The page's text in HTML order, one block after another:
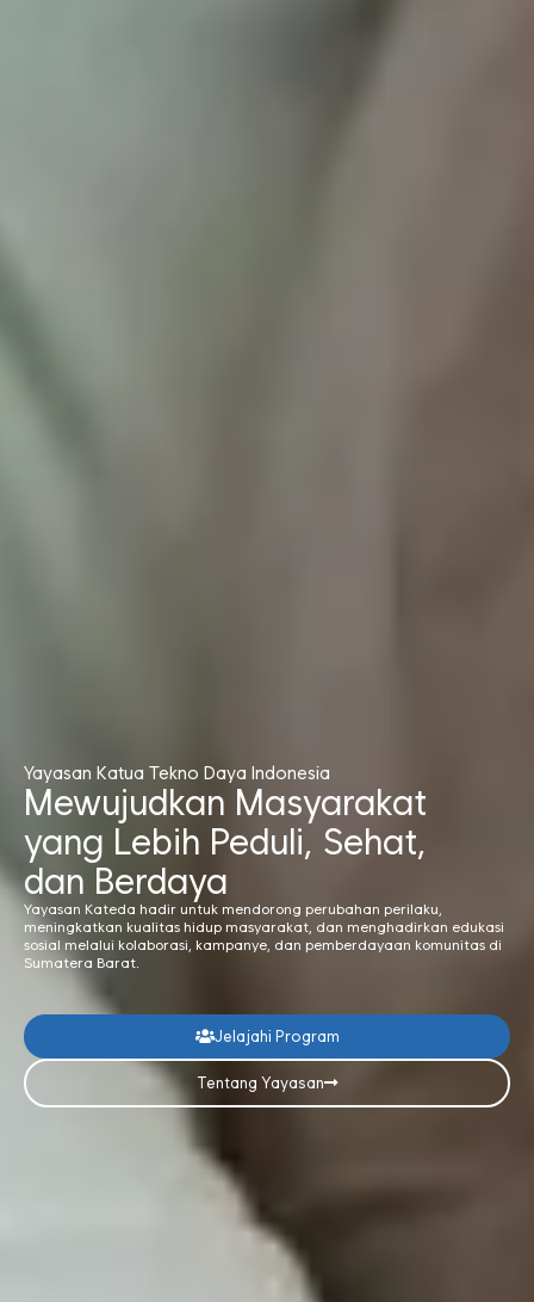
Yayasan Katua Tekno Daya Indonesia
Mewujudkan Masyarakat
yang Lebih Peduli, Sehat,
dan Berdaya
Yayasan Kateda hadir untuk mendorong perubahan perilaku,
meningkatkan kualitas hidup masyarakat, dan menghadirkan edukasi
sosial melalui kolaborasi, kampanye, dan pemberdayaan komunitas di
Sumatera Barat.
Jelajahi Program
Tentang Yayasan